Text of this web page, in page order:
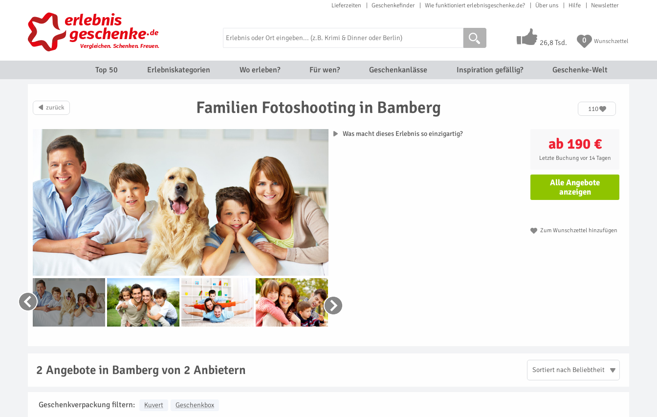
Lieferzeiten Geschenkefinder Wie funktioniert erlebnisgeschenke.de? Über uns Hilfe Newsletter
26,8 Tsd. 0 Wunschzettel
Top 50 Erlebniskategorien Wo erleben? Für wen? Geschenkanlässe Inspiration gefällig? Geschenke-Welt
Familien Fotoshooting in Bamberg 110
ab 190 €
Letzte Buchung vor 14 Tagen
Alle Angebote
anzeigen
Zum Wunschzettel hinzufügen
Was macht dieses Erlebnis so einzigartig?
2 Angebote in Bamberg von 2 Anbietern Sortiert nach Beliebtheit
Geschenkverpackung filtern: Kuvert Geschenkbox